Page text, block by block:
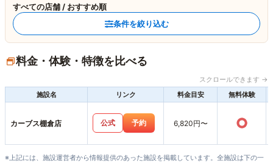
すべての店舗 / おすすめ順
条件を絞り込む
料金・体験・特徴を比べる
スクロールできます →
施設名
リンク 料金目安 無料体験
カーブス棚倉店 公式 予約 6,820円〜 ○
※上記には、施設運営者から情報提供のあった施設を掲載しています。全施設は下の一